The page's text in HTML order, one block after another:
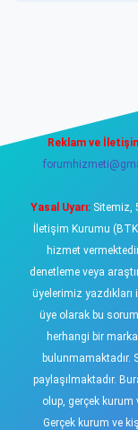
Reklam ve
Yasal Uyarı:Sitemiz,
İletişim Kurumu
hizmet
denetleme veya
üyelerimiz
üye olarak bu
herhangi bir
bulunmamaktadır.
paylaşılmaktadır.
olup, gerçek kurum
Gerçek kurum ve